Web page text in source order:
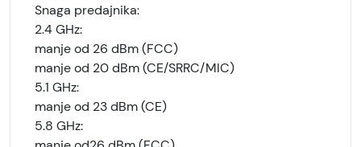
Snaga predajnika:
2.4 GHz:
manje od 26 dBm (FCC)
manje od 20 dBm (CE/SRRC/MIC)
5.1 GHz:
manje od 23 dBm (CE)
5.8 GHz: